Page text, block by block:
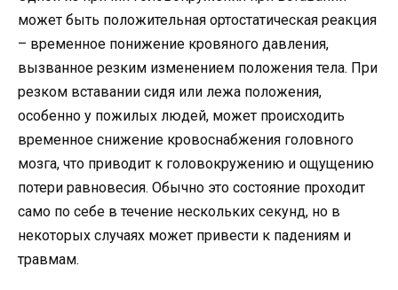
может быть положительная ортостатическая реакция
– временное понижение кровяного давления,
вызванное резким изменением положения тела. При
резком вставании сидя или лежа положения,
особенно у пожилых людей, может происходить
временное снижение кровоснабжения головного
мозга, что приводит к головокружению и ощущению
потери равновесия. Обычно это состояние проходит
само по себе в течение нескольких секунд, но в
некоторых случаях может привести к падениям и
травмам.